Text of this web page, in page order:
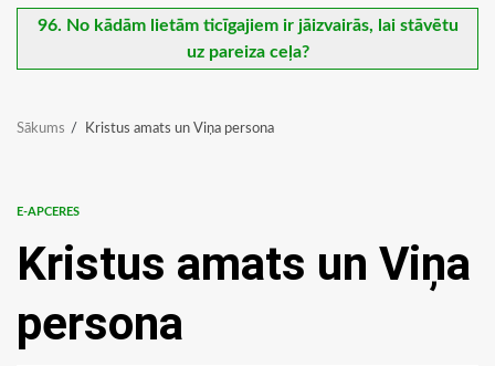
96. No kādām lietām ticīgajiem ir jāizvairās, lai stāvētu
uz pareiza ceļa?
Sākums Kristus amats un Viņa persona
E-APCERES
Kristus amats un Viņa
persona